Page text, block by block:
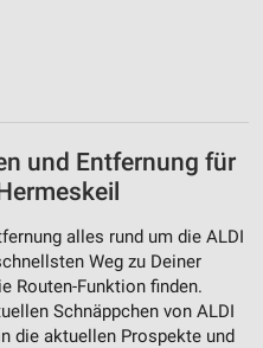
und Entfernung für
alles rund um die ALDI
Weg zu Deiner
Routen-Funktion finden.
Schnäppchen von ALDI
die aktuellen Prospekte und